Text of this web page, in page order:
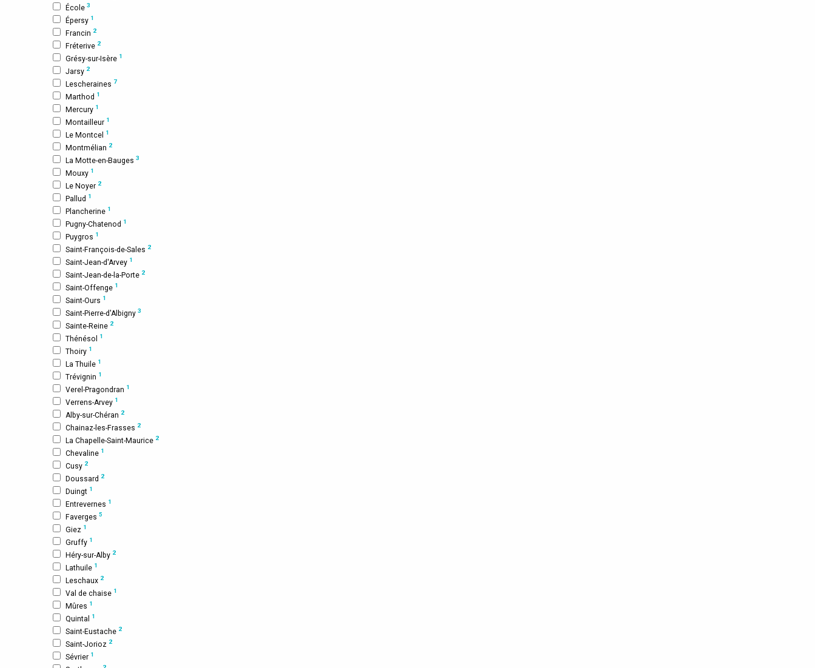
École 3
Épersy 1
Francin 2
Fréterive 2
Grésy-sur-Isère 1
Jarsy 2
Lescheraines 7
Marthod 1
Mercury 1
Montailleur 1
Le Montcel 1
Montmélian 2
La Motte-en-Bauges 3
Mouxy 1
Le Noyer 2
Pallud 1
Plancherine 1
Pugny-Chatenod 1
Puygros 1
Saint-François-de-Sales 2
Saint-Jean-d'Arvey 1
Saint-Jean-de-la-Porte 2
Saint-Offenge 1
Saint-Ours 1
Saint-Pierre-d'Albigny 3
Sainte-Reine 2
Thénésol 1
Thoiry 1
La Thuile 1
Trévignin 1
Verel-Pragondran 1
Verrens-Arvey 1
Alby-sur-Chéran 2
Chainaz-les-Frasses 2
La Chapelle-Saint-Maurice 2
Chevaline 1
Cusy 2
Doussard 2
Duingt 1
Entrevernes 1
Faverges 5
Giez 1
Gruffy 1
Héry-sur-Alby 2
Lathuile 1
Leschaux 2
Val de chaise 1
Mûres 1
Quintal 1
Saint-Eustache 2
Saint-Jorioz 2
Sévrier 1